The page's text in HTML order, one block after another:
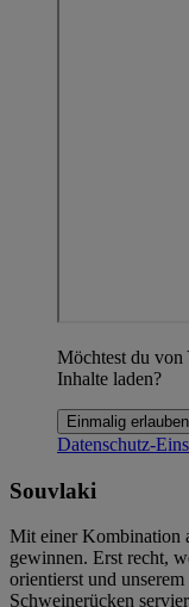
Möchtest du von
Inhalte laden?
Einmalig erlauben
Datenschutz-
Souvlaki
Mit einer Kombination
gewinnen. Erst recht,
orientierst und
Schweinerücken